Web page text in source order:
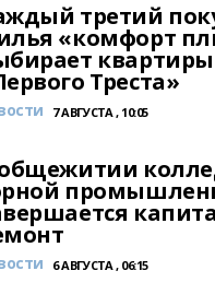
третий
«комфорт
Треста»
7 АВГУСТА , 10:05
6 АВГУСТА , 06:15